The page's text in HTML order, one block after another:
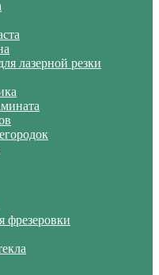
лазерной резки
фрезеровки